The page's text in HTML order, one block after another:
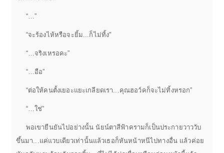
“…”
“จะร้องไห้หรือจะยิ้ม...ก็ไม่ทิ้ง"
“…จริงเหรอคะ”
“…อือ”
“ต่อให้คนตั้งเยอะแยะเกลียดเรา...คุณฮอว์คก็จะไม่ทิ้งหรอก”
“…ใช่”
พอเขายืนยันไปอย่างนั้น นัยน์ตาสีฟ้าครามก็เป็นประกายวาววับ
ขึ้นมา...แค่แวบเดียวเท่านั้นแล้วเธอก็หันหน้าหนีไปทางอื่น แล้วค่อย